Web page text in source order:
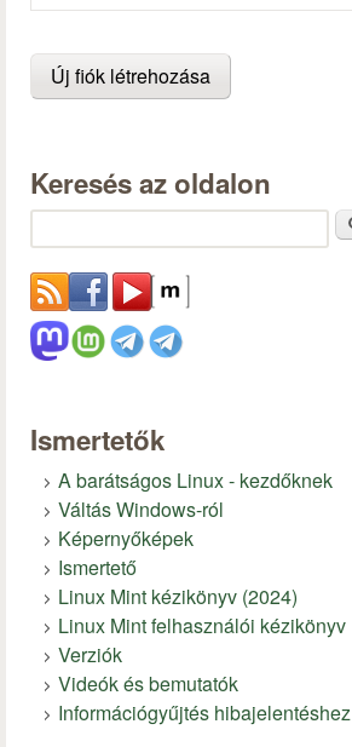
Keresés az oldalon
Ismertetők
A barátságos Linux - kezdőknek
Váltás Windows-ról
Képernyőképek
Ismertető
Linux Mint kézikönyv (2024)
Linux Mint felhasználói kézikönyv
Verziók
Videók és bemutatók
Információgyűjtés hibajelentéshez